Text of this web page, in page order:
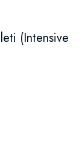
(Intensive